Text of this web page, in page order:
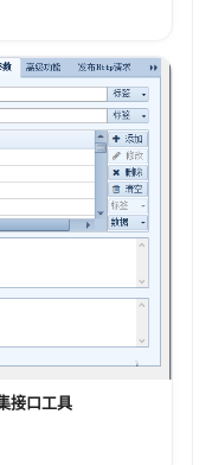
接口工具